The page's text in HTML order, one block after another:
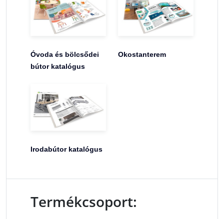
Óvoda és bölcsődei
bútor katalógus
Okostanterem
Irodabútor katalógus
Termékcsoport: